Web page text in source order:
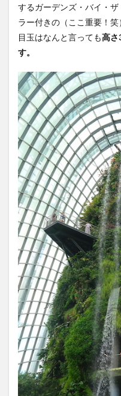
するガーデンズ・バイ・
ラー付きの（ここ重要！笑
目玉はなんと言っても高さ
す。